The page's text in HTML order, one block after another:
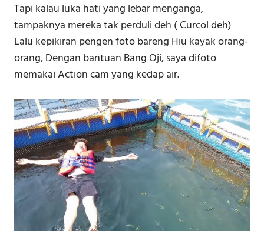
Tapi kalau luka hati yang lebar menganga,
tampaknya mereka tak perduli deh ( Curcol deh)
Lalu kepikiran pengen foto bareng Hiu kayak orang-
orang, Dengan bantuan Bang Oji, saya difoto
memakai Action cam yang kedap air.